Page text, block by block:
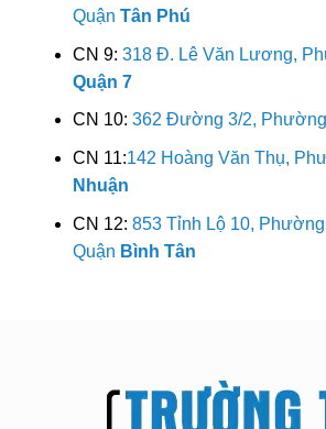
Quận Tân Phú
CN 9: 318 Đ. Lê Văn Lương,
Quận 7
CN 10: 362 Đường 3/2,
CN 11:142 Hoàng Văn Thụ,
Nhuận
CN 12: 853 Tỉnh Lộ 10,
Quận Bình Tân